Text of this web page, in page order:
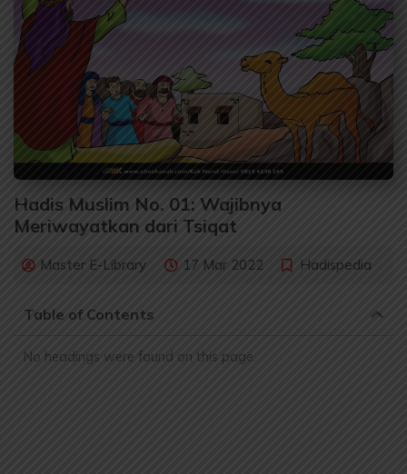
Hadis Muslim No. 01: Wajibnya
Meriwayatkan dari Tsiqat
Master E-Library 17 Mar 2022 Hadispedia
Table of Contents
No headings were found on this page.